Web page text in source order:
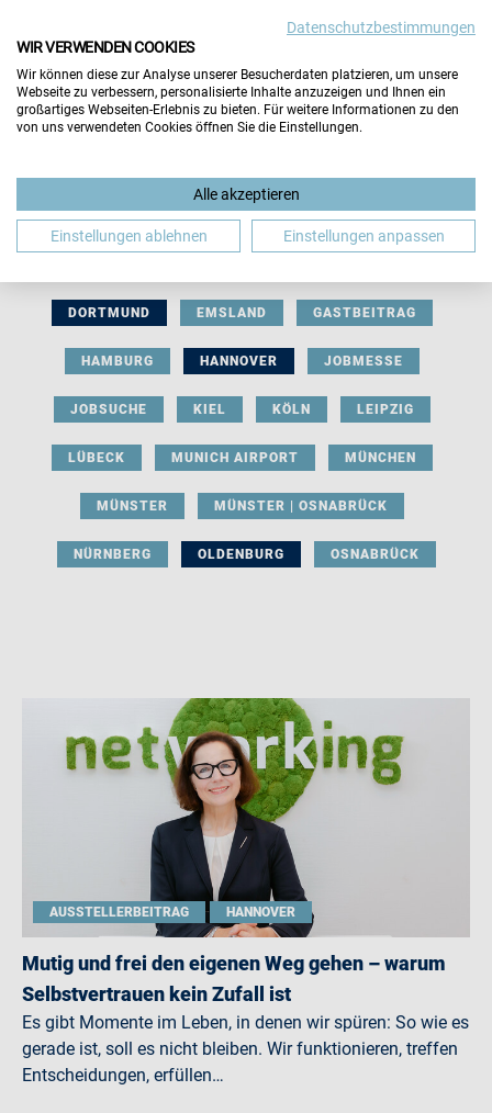
BERUFLICHE ORIENTIERUNG BEWERBUNG
DORTMUND EMSLAND GASTBEITRAG
HAMBURG HANNOVER JOBMESSE
JOBSUCHE KIEL KÖLN LEIPZIG
LÜBECK MUNICH AIRPORT MÜNCHEN
MÜNSTER MÜNSTER | OSNABRÜCK
NÜRNBERG OLDENBURG OSNABRÜCK
AUSSTELLERBEITRAG HANNOVER
Mutig und frei den eigenen Weg gehen – warum
Selbstvertrauen kein Zufall ist
Es gibt Momente im Leben, in denen wir spüren: So wie es
gerade ist, soll es nicht bleiben. Wir funktionieren, treffen
Entscheidungen, erfüllen…
Datenschutzbestimmungen
WIR VERWENDEN COOKIES
Wir können diese zur Analyse unserer Besucherdaten platzieren, um unsere
Webseite zu verbessern, personalisierte Inhalte anzuzeigen und Ihnen ein
großartiges Webseiten-Erlebnis zu bieten. Für weitere Informationen zu den
von uns verwendeten Cookies öffnen Sie die Einstellungen.
Alle akzeptieren
Einstellungen ablehnen Einstellungen anpassen